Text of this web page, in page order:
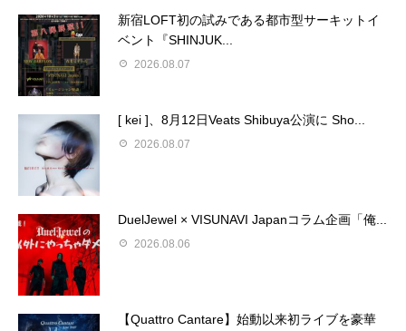
新宿LOFT初の試みである都市型サーキットイ
ベント『SHINJUK...
2026.08.07
[ kei ]、8月12日Veats Shibuya公演に Sho...
2026.08.07
DuelJewel × VISUNAVI Japanコラム企画「俺...
2026.08.06
【Quattro Cantare】始動以来初ライブを豪華